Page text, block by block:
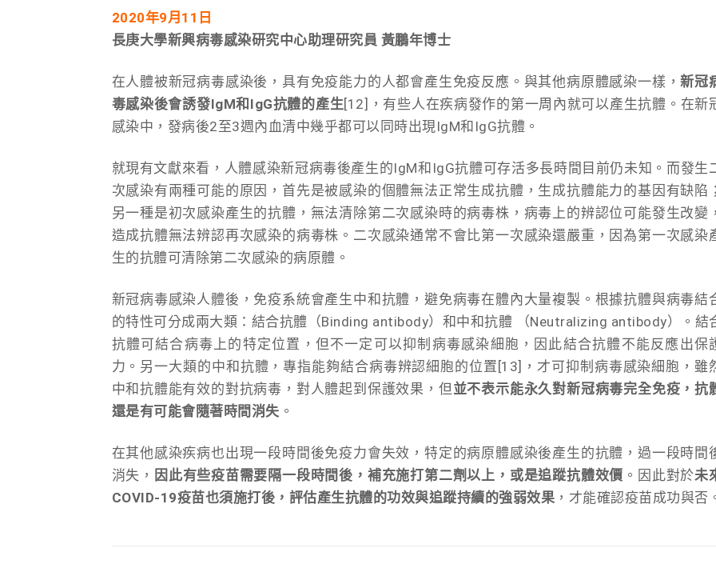
2020年9月11日
長庚大學新興病毒感染研究中心助理研究員 黃鵬年博士
在人體被新冠病毒感染後，具有免疫能力的人都會產生免疫反應。與其他病原體感染一樣，新冠
毒感染後會誘發IgM和IgG抗體的產生[12]，有些人在疾病發作的第一周內就可以產生抗體。在新
感染中，發病後2至3週內血清中幾乎都可以同時出現IgM和IgG抗體。
就現有文獻來看，人體感染新冠病毒後產生的IgM和IgG抗體可存活多長時間目前仍未知。而發生
次感染有兩種可能的原因，首先是被感染的個體無法正常生成抗體，生成抗體能力的基因有缺陷；
另一種是初次感染產生的抗體，無法清除第二次感染時的病毒株，病毒上的辨認位可能發生改變，
造成抗體無法辨認再次感染的病毒株。二次感染通常不會比第一次感染還嚴重，因為第一次感染
生的抗體可清除第二次感染的病原體。
新冠病毒感染人體後，免疫系統會產生中和抗體，避免病毒在體內大量複製。根據抗體與病毒結
的特性可分成兩大類：結合抗體（Binding antibody）和中和抗體 （Neutralizing antibody）。結
抗體可結合病毒上的特定位置，但不一定可以抑制病毒感染細胞，因此結合抗體不能反應出保
力。另一大類的中和抗體，專指能夠結合病毒辨認細胞的位置[13]，才可抑制病毒感染細胞，雖
中和抗體能有效的對抗病毒，對人體起到保護效果，但 並不表示能永久對新冠病毒完全免疫，抗
還是有可能會隨著時間消失 。
在其他感染疾病也出現一段時間後免疫力會失效，特定的病原體感染後產生的抗體，過一段時間
消失， 因此有些疫苗需要隔一段時間後，補充施打第二劑以上，或是追蹤抗體效價 。因此對於未
COVID-19疫苗也須施打後，評估產生抗體的功效與追蹤持續的強弱效果 ，才能確認疫苗成功與否